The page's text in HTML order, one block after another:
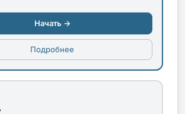
Начать →
Подробнее